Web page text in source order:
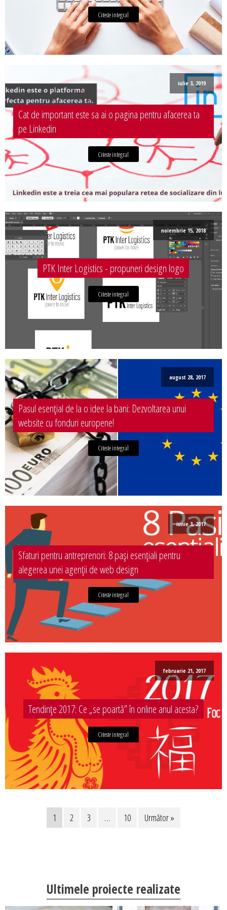
Citeste integral
iulie 3, 2019
Cat de important este sa ai o pagina pentru afacerea ta
pe Linkedin
Citeste integral
noiembrie 15, 2018
PTK Inter Logistics - propuneri design logo
Citeste integral
august 28, 2017
Pasul esențial de la o idee la bani: Dezvoltarea unui
website cu fonduri europene!
Citeste integral
iunie 3, 2017
Sfaturi pentru antreprenori: 8 pași esențiali pentru
alegerea unei agenții de web design
Citeste integral
februarie 21, 2017
Tendințe 2017: Ce „se poartă” în online anul acesta?
Citeste integral
1 2 3 … 10 Următor »
Ultimele proiecte realizate